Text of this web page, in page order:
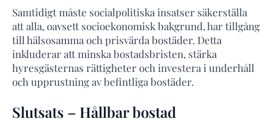
Samtidigt måste socialpolitiska insatser säkerställa
att alla, oavsett socioekonomisk bakgrund, har tillgång
till hälsosamma och prisvärda bostäder. Detta
inkluderar att minska bostadsbristen, stärka
hyresgästernas rättigheter och investera i underhåll
och upprustning av befintliga bostäder.
Slutsats – Hållbar bostad